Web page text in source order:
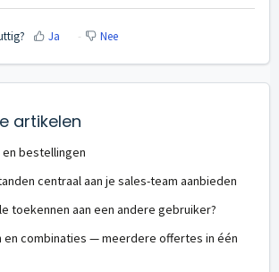
Ja Nee
artikelen
bestellingen
centraal aan je sales-team aanbieden
toekennen aan een andere gebruiker?
en combinaties — meerdere offertes in één